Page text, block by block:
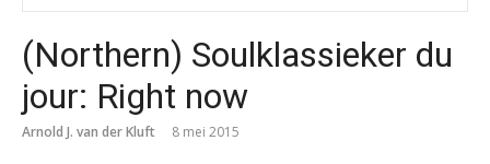
(Northern) Soulklassieker du
jour: Right now
Arnold J. van der Kluft 8 mei 2015